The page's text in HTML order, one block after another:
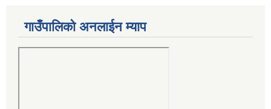
गाउँपालिको अनलाईन म्याप